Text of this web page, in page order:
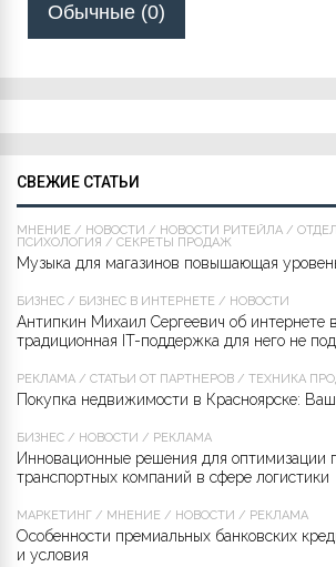
Обычные (0)
СВЕЖИЕ СТАТЬИ
МНЕНИЕ / НОВОСТИ / НОВОСТИ РИТЕЙЛА /
ПСИХОЛОГИЯ / СЕКРЕТЫ ПРОДАЖ
Музыка для магазинов повышающая
БИЗНЕС / БИЗНЕС В ИНТЕРНЕТЕ / НОВОСТИ
Антипкин Михаил Сергеевич об интернете
традиционная IT-поддержка для него не
РЕКЛАМА / СТАТЬИ ОТ ПАРТНЁРОВ / ТЕХНИКА
Покупка недвижимости в Красноярске:
БИЗНЕС / НОВОСТИ / РЕКЛАМА
Инновационные решения для оптимизации
транспортных компаний в сфере логистики
МАРКЕТИНГ / МНЕНИЕ / НОВОСТИ / РЕКЛАМА
Особенности премиальных банковских
и условия